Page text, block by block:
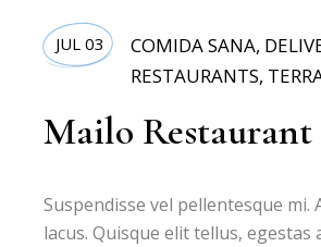
JUL 03 COMIDA SANA,
RESTAURANTS,
Mailo Restaurant
Suspendisse vel pellentesque mi.
lacus. Quisque elit tellus, egestas